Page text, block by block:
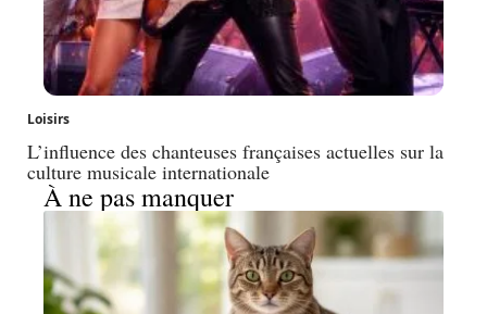
Loisirs
L’influence des chanteuses françaises actuelles sur la
culture musicale internationale
À ne pas manquer